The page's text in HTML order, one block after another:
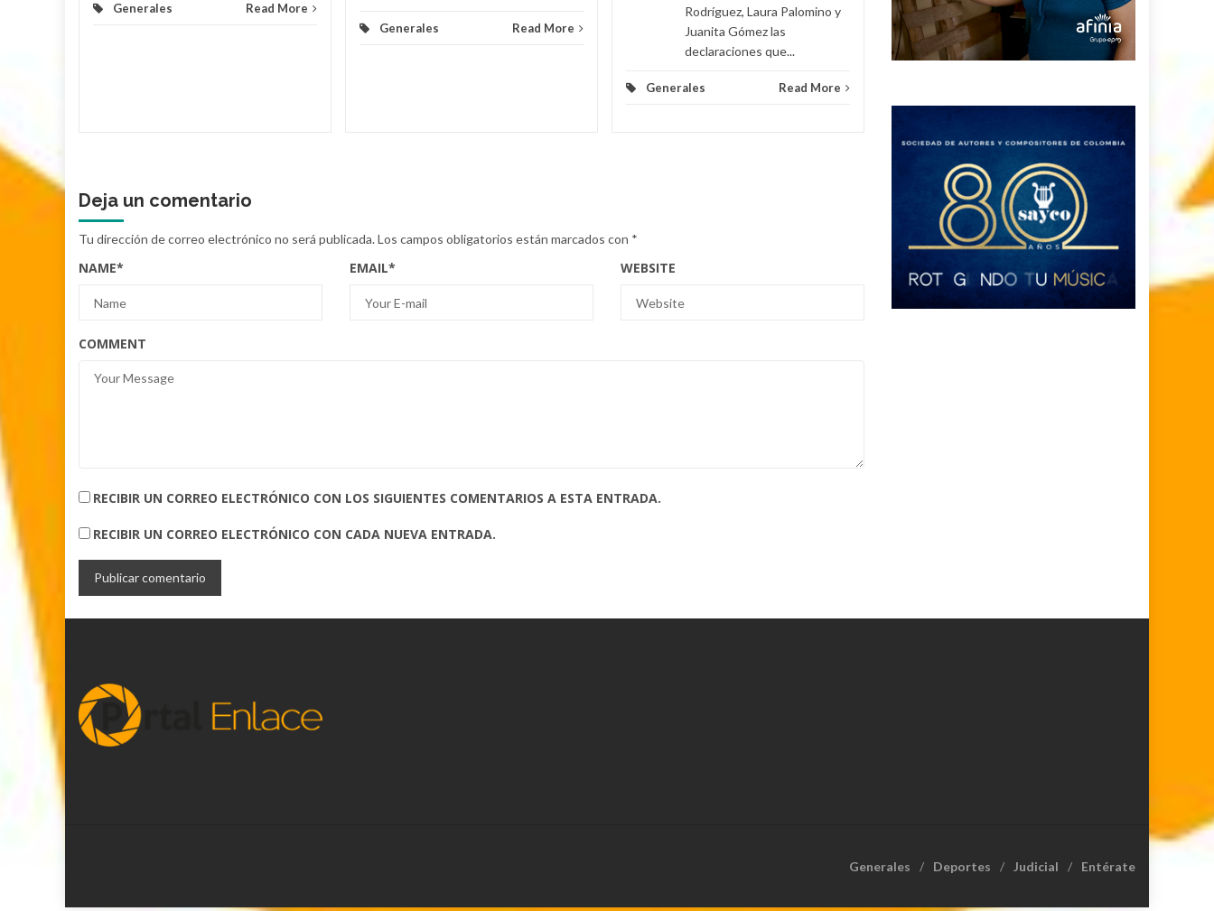
Generales Read More
Generales Read More
Rodríguez, Laura Palomino y
Juanita Gómez las
declaraciones que...
Generales Read More
Deja un comentario
Tu dirección de correo electrónico no será publicada.Los campos obligatorios están marcados con *
NAME* EMAIL* WEBSITE
COMMENT
RECIBIR UN CORREO ELECTRÓNICO CON LOS SIGUIENTES COMENTARIOS A ESTA ENTRADA.
RECIBIR UN CORREO ELECTRÓNICO CON CADA NUEVA ENTRADA.
Generales Deportes Judicial Entérate